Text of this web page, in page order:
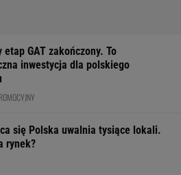
etap GAT zakończony. To
inwestycja dla polskiego
się Polska uwalnia tysiące lokali.
rynek?